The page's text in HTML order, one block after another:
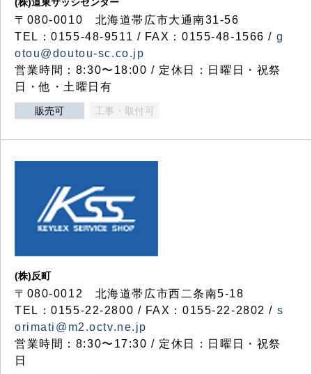
〒080-0010 北海道帯広市大通南31-56
TEL：0155-48-9511 / FAX：0155-48-1566 / g
otou@doutou-sc.co.jp
営業時間：8:30〜18:00 / 定休日：日曜日・祝祭
日・他・土曜日有
販売可 工事・取付可
(株)反町
〒080-0012 北海道帯広市西二条南5-18
TEL：0155-22-2800 / FAX：0155-22-2802 / s
orimati@m2.octv.ne.jp
営業時間：8:30〜17:30 / 定休日：日曜日・祝祭
日